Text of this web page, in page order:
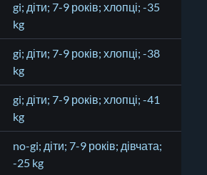
gi; діти; 7-9 років; хлопці; -35
kg
gi; діти; 7-9 років; хлопці; -38
kg
gi; діти; 7-9 років; хлопці; -41
kg
no-gi; діти; 7-9 років; дівчата;
-25 kg